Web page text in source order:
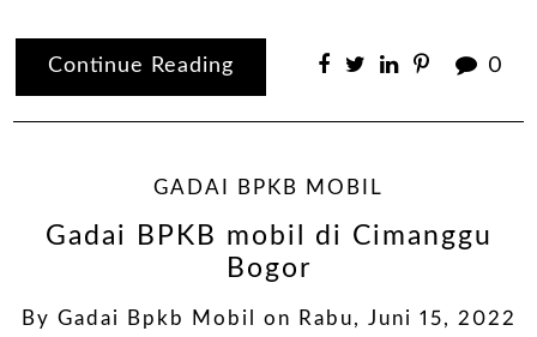
Continue Reading 0
GADAI BPKB MOBIL
Gadai BPKB mobil di Cimanggu
Bogor
By Gadai Bpkb Mobil on Rabu, Juni 15, 2022